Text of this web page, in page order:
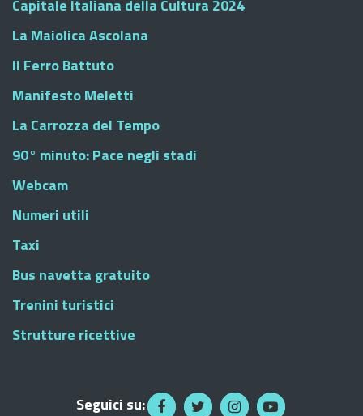
Capitale Italiana della Cultura 2024
La Maiolica Ascolana
Il Ferro Battuto
Manifesto Meletti
La Carrozza del Tempo
90° minuto: Pace negli stadi
Webcam
Numeri utili
Taxi
Bus navetta gratuito
Trenini turistici
Strutture ricettive
Seguici su: